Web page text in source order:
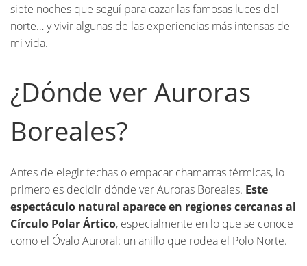
siete noches que seguí para cazar las famosas luces del
norte… y vivir algunas de las experiencias más intensas de
mi vida.
¿Dónde ver Auroras
Boreales?
Antes de elegir fechas o empacar chamarras térmicas, lo
primero es decidir dónde ver Auroras Boreales. Este
espectáculo natural aparece en regiones cercanas al
Círculo Polar Ártico, especialmente en lo que se conoce
como el Óvalo Auroral: un anillo que rodea el Polo Norte.